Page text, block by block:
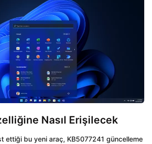
Nasıl Erişilecek
ettiği bu yeni araç, KB5077241 güncelleme